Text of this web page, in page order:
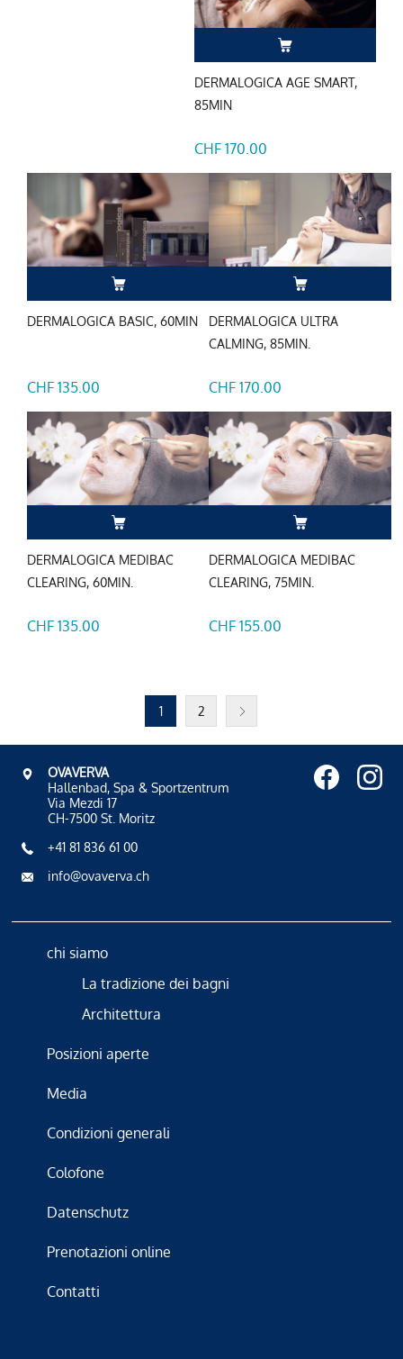
DERMALOGICA AGE SMART,
85MIN
CHF 170.00
DERMALOGICA BASIC, 60MIN
CHF 135.00
DERMALOGICA ULTRA
CALMING, 85MIN.
CHF 170.00
DERMALOGICA MEDIBAC
CLEARING, 60MIN.
CHF 135.00
DERMALOGICA MEDIBAC
CLEARING, 75MIN.
CHF 155.00
1 2
OVAVERVA
Hallenbad, Spa & Sportzentrum
Via Mezdi 17
CH-7500 St. Moritz
+41 81 836 61 00
info@ovaverva.ch
chi siamo
La tradizione dei bagni
Architettura
Posizioni aperte
Media
Condizioni generali
Colofone
Datenschutz
Prenotazioni online
Contatti